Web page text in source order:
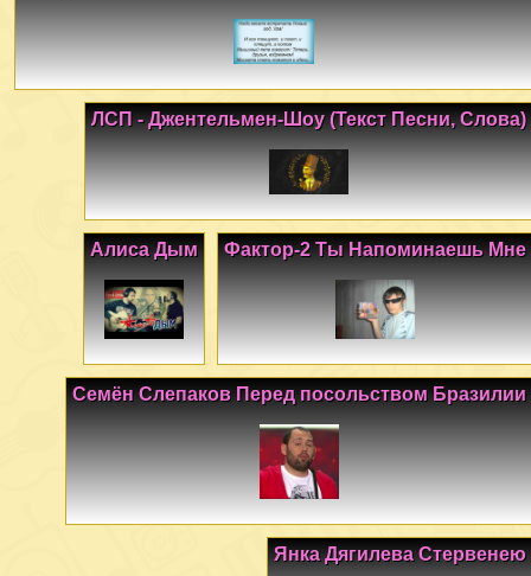
ЛСП - Джентельмен-Шоу (Текст Песни, Слова)
Фактор-2 Ты Напоминаешь Мне
Алиса Дым
Семён Слепаков Перед посольством Бразилии
Янка Дягилева Стервенею